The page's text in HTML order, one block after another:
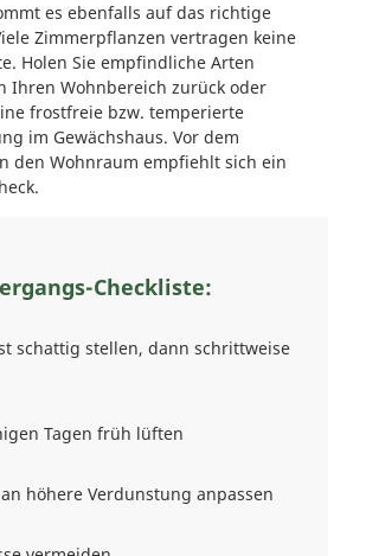
es ebenfalls auf das richtige
Zimmerpflanzen vertragen keine
Holen Sie empfindliche Arten
Ihren Wohnbereich zurück oder
frostfreie bzw. temperierte
im Gewächshaus. Vor dem
den Wohnraum empfiehlt sich ein
Checkliste:
schattig stellen, dann schrittweise
Tagen früh lüften
höhere Verdunstung anpassen